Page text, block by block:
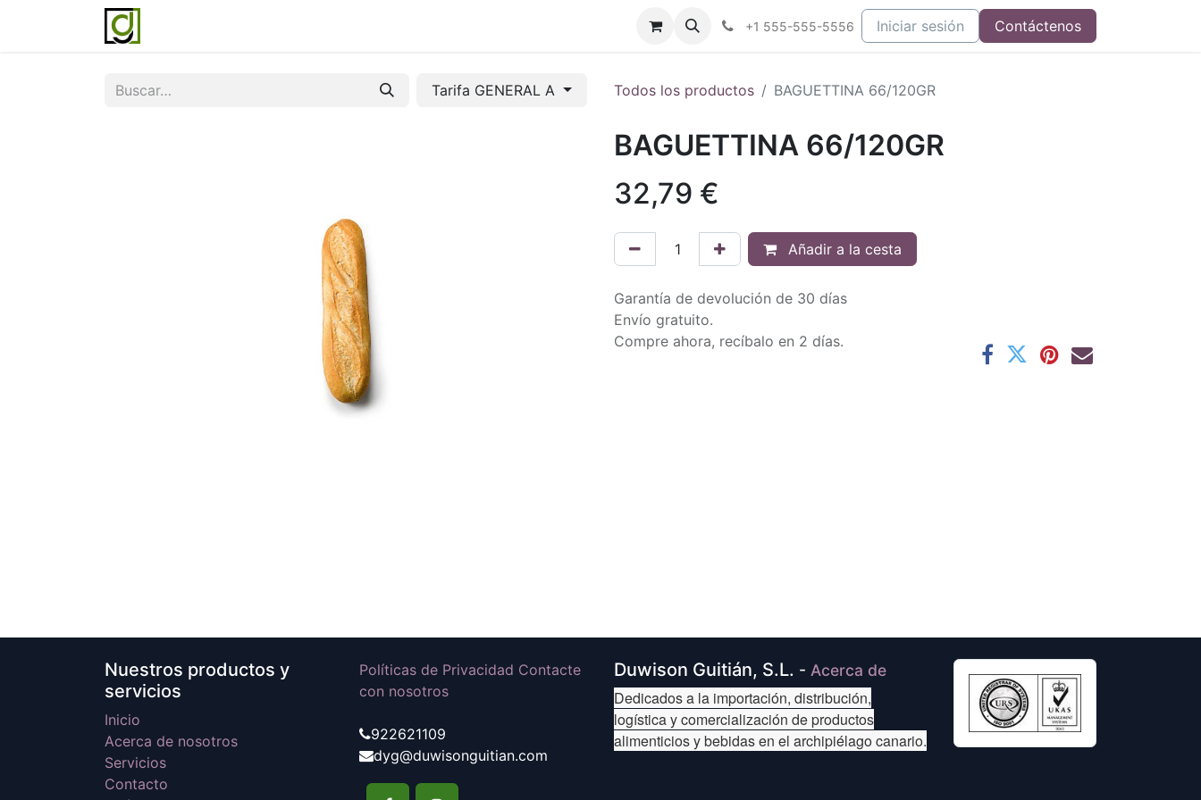
Blog Contáctenos
+1 555-555-5556 Iniciar sesión Contáctenos
Tarifa GENERAL A Todos los productos BAGUETTINA 66/120GR
BAGUETTINA 66/120GR
32,79 €
Añadir a la cesta
Garantía de devolución de 30 días
Envío gratuito.
Compre ahora, recíbalo en 2 días.
Nuestros productos y
servicios
Inicio
Acerca de nosotros
Servicios
Contacto
Políticas de Privacidad Contacte
con nosotros
922621109
dyg@duwisonguitian.com
Duwison Guitián, S.L. - Acerca de
Dedicados a la importación, distribución,
logística y comercialización de productos
alimenticios y bebidas en el archipiélago canario.